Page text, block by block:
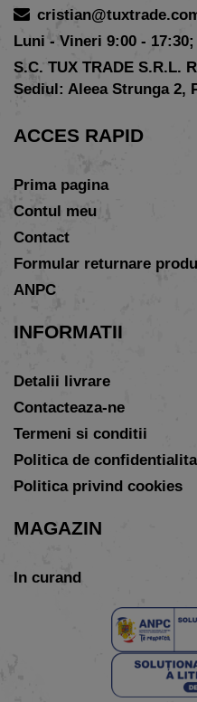
Luni - Vineri 9:00 -
S.C. TUX TRADE S.R.L.
Sediul: Aleea Strunga 2,
ACCES RAPID
Prima pagina
Contul meu
Contact
Formular returnare
ANPC
INFORMATII
Detalii livrare
Contacteaza-ne
Termeni si conditii
Politica de
Politica privind cookies
MAGAZIN
In curand